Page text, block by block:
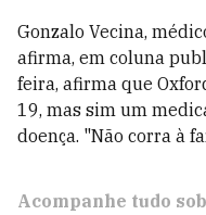
Gonzalo Vecina,
afirma, em coluna
feira, afirma que
19, mas sim um
doença. "Não corra à
Acompanhe tudo